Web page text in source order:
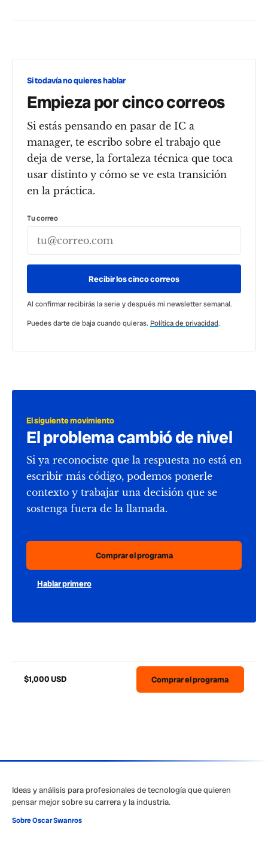
Si todavía no quieres hablar
Empieza por cinco correos
Si estás pensando en pasar de IC a
manager, te escribo sobre el trabajo que
deja de verse, la fortaleza técnica que toca
usar distinto y cómo se ve esta transición
en la práctica.
Tu correo
Recibir los cinco correos
Al confirmar recibirás la serie y después mi newsletter semanal.
Puedes darte de baja cuando quieras. Política de privacidad.
El siguiente movimiento
El problema cambió de nivel
Si ya reconociste que la respuesta no está en
escribir más código, podemos ponerle
contexto y trabajar una decisión que se
sostenga fuera de la llamada.
Comprar el programa
Hablar primero
$1,000 USD Comprar el programa
Ideas y análisis para profesionales de tecnología que quieren
pensar mejor sobre su carrera y la industria.
Sobre Oscar Swanros